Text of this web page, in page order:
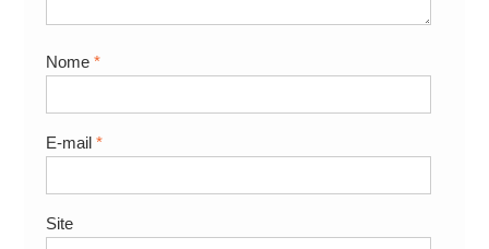
Nome *
E-mail *
Site